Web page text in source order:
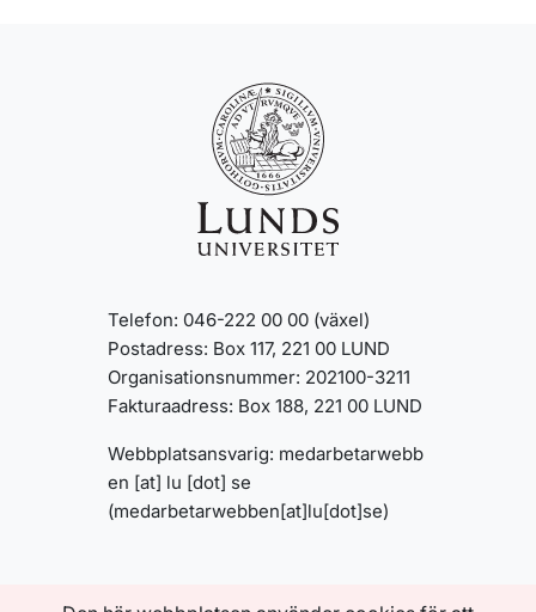
Telefon: 046-222 00 00 (växel)
Postadress: Box 117, 221 00 LUND
Organisationsnummer: 202100-3211
Fakturaadress: Box 188, 221 00 LUND
Webbplatsansvarig: medarbetarwebb
en [at] lu [dot] se
(medarbetarwebben[at]lu[dot]se)